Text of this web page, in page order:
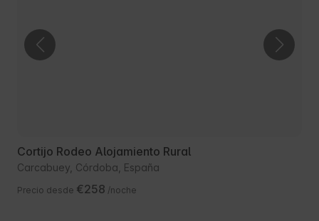
Cortijo Rodeo Alojamiento Rural
Carcabuey, Córdoba, España
Precio desde €258 /noche